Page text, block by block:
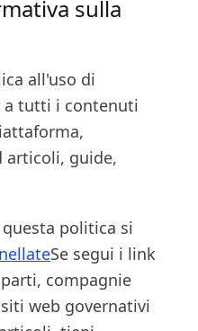
sulla
all'uso di
a tutti i contenuti
articoli, guide,
politica si
Se segui i link
compagnie
web governativi